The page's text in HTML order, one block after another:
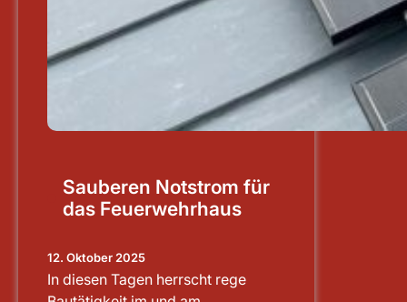
Sauberen Notstrom für
das Feuerwehrhaus
12. Oktober 2025
In diesen Tagen herrscht rege